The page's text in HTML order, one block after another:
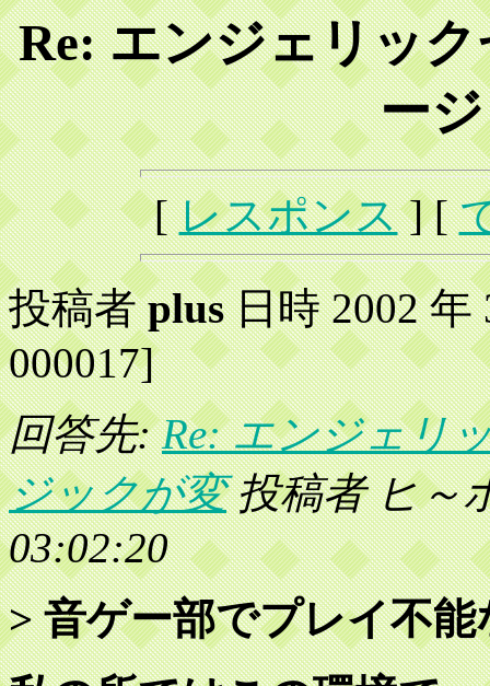
Re: エンジェリッ
ー
[レスポンス] [
投稿者plus日時 2002 年
000017]
回答先:Re: エンジェリ
ジックが変投稿者 ヒ～
03:02:20
> 音ゲー部でプレイ不